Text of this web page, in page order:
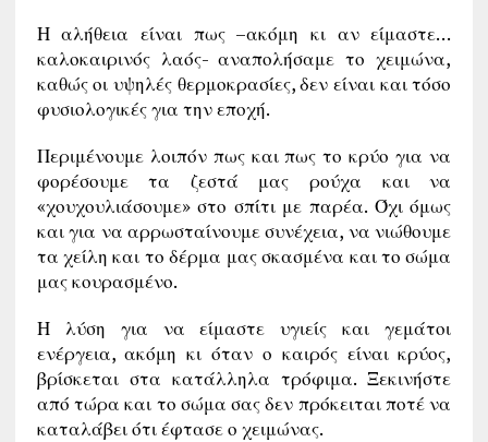
Η αλήθεια είναι πως –ακόμη κι αν είμαστε…
καλοκαιρινός λαός- αναπολήσαμε το χειμώνα,
καθώς οι υψηλές θερμοκρασίες, δεν είναι και τόσο
φυσιολογικές για την εποχή.
Περιμένουμε λοιπόν πως και πως το κρύο για να
φορέσουμε τα ζεστά μας ρούχα και να
«χουχουλιάσουμε» στο σπίτι με παρέα. Όχι όμως
και για να αρρωσταίνουμε συνέχεια, να νιώθουμε
τα χείλη και το δέρμα μας σκασμένα και το σώμα
μας κουρασμένο.
Η λύση για να είμαστε υγιείς και γεμάτοι
ενέργεια, ακόμη κι όταν ο καιρός είναι κρύος,
βρίσκεται στα κατάλληλα τρόφιμα. Ξεκινήστε
από τώρα και το σώμα σας δεν πρόκειται ποτέ να
καταλάβει ότι έφτασε ο χειμώνας.